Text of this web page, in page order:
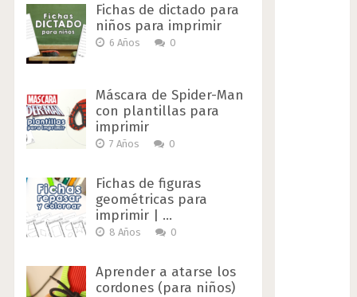
Fichas de dictado para
niños para imprimir
6 Años 0
Máscara de Spider-Man
con plantillas para
imprimir
7 Años 0
Fichas de figuras
geométricas para
imprimir | …
8 Años 0
Aprender a atarse los
cordones (para niños)